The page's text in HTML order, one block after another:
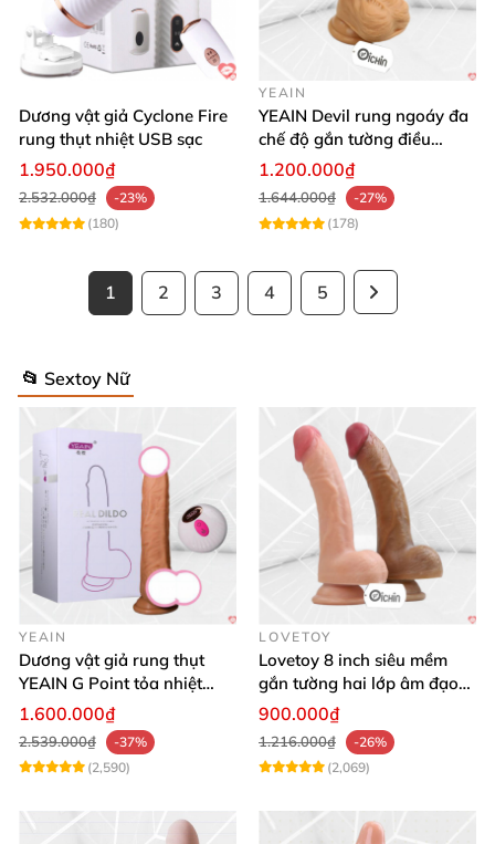
Dương vật giả Cyclone Fire
rung thụt nhiệt USB sạc
1.950.000₫
2.532.000₫
-23%
(180)
YEAIN
YEAIN Devil rung ngoáy đa
chế độ gắn tường điều
khiển từ xa tiện lợi
1.200.000₫
1.644.000₫
-27%
(178)
1 2 3 4 5
📂 Sextoy Nữ
YEAIN
Dương vật giả rung thụt
YEAIN G Point tỏa nhiệt
điều khiển từ xa
1.600.000₫
2.539.000₫
-37%
(2,590)
LOVETOY
Lovetoy 8 inch siêu mềm
gắn tường hai lớp âm đạo
giả chuẩn y tế
900.000₫
1.216.000₫
-26%
(2,069)